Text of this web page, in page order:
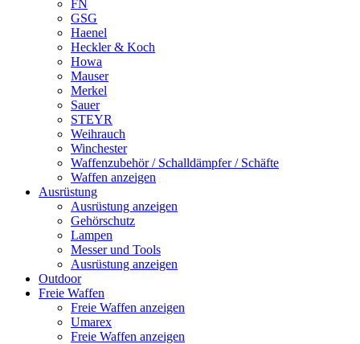
FN
GSG
Haenel
Heckler & Koch
Howa
Mauser
Merkel
Sauer
STEYR
Weihrauch
Winchester
Waffenzubehör / Schalldämpfer / Schäfte
Waffen anzeigen
Ausrüstung
Ausrüstung anzeigen
Gehörschutz
Lampen
Messer und Tools
Ausrüstung anzeigen
Outdoor
Freie Waffen
Freie Waffen anzeigen
Umarex
Freie Waffen anzeigen